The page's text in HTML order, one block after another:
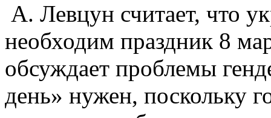
А. Левцун считает, что
необходим праздник 8
обсуждает проблемы
день» нужен, поскольку